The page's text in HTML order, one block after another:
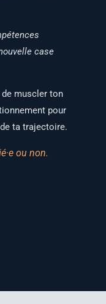
case
mus­cler ton
pour
ta trajectoire.
ou non.